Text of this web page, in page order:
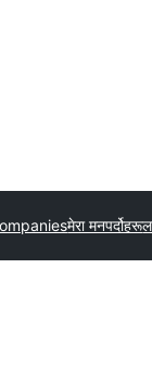
मेरा मनपर्दोहरू